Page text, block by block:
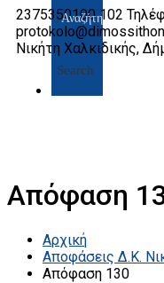
Search
2375350100 102
Νικήτη Χαλκιδικής,
Απόφαση
Αρχική
Αποφάσεις Δ.Κ.
Απόφαση 130